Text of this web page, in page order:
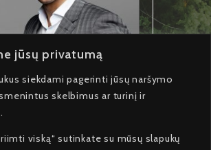
jūsų privatumą
siekdami pagerinti jūsų naršymo
skelbimus ar turinį ir
viską“ sutinkate su mūsų slapukų